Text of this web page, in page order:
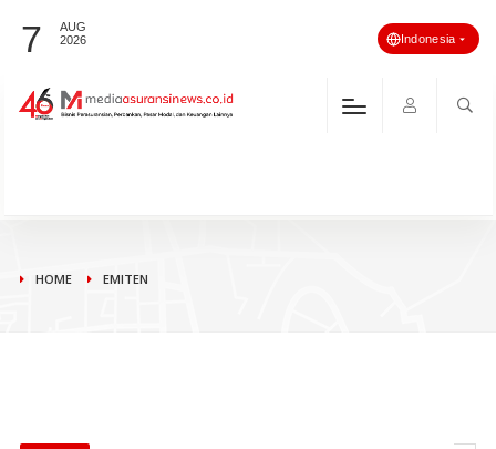
7
AUG
2026
Indonesia
HOME EMITEN